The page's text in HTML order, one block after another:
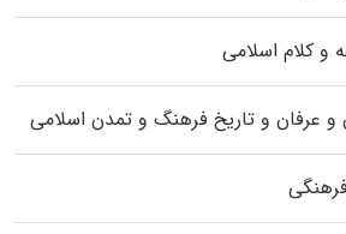
و کلام اسلامی
و عرفان و تاریخ فرهنگ و تمدن اسلامی